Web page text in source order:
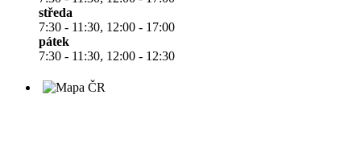
středa
7:30 - 11:30, 12:00 - 17:00
pátek
7:30 - 11:30, 12:00 - 12:30